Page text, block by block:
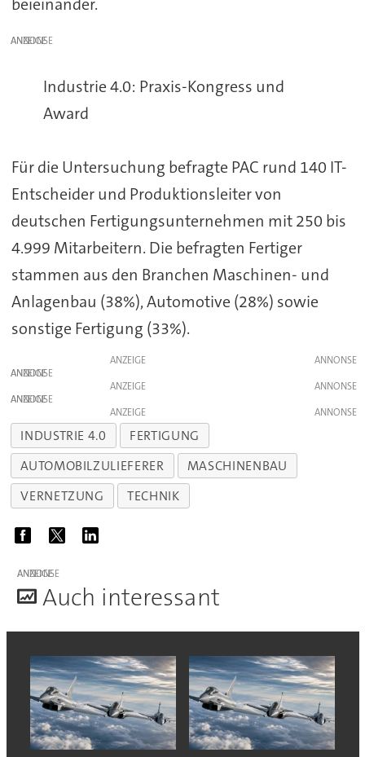
ANZEIGE
Industrie 4.0: Praxis-Kongress und
Award
Für die Untersuchung befragte PAC rund 140 IT-
Entscheider und Produktionsleiter von
deutschen Fertigungsunternehmen mit 250 bis
4.999 Mitarbeitern. Die befragten Fertiger
stammen aus den Branchen Maschinen- und
Anlagenbau (38%), Automotive (28%) sowie
sonstige Fertigung (33%).
ANZEIGE
ANZEIGE
ANZEIGE
ANZEIGE
ANZEIGE
INDUSTRIE 4.0
FERTIGUNG
AUTOMOBILZULIEFERER
MASCHINENBAU
VERNETZUNG
TECHNIK
ANZEIGE
Auch interessant